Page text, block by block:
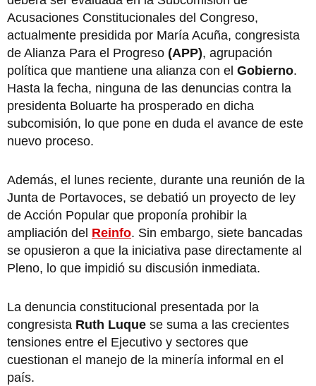
Acusaciones Constitucionales del Congreso,
actualmente presidida por María Acuña, congresista
de Alianza Para el Progreso (APP), agrupación
política que mantiene una alianza con el Gobierno.
Hasta la fecha, ninguna de las denuncias contra la
presidenta Boluarte ha prosperado en dicha
subcomisión, lo que pone en duda el avance de este
nuevo proceso.
Además, el lunes reciente, durante una reunión de la
Junta de Portavoces, se debatió un proyecto de ley
de Acción Popular que proponía prohibir la
ampliación del Reinfo. Sin embargo, siete bancadas
se opusieron a que la iniciativa pase directamente al
Pleno, lo que impidió su discusión inmediata.
La denuncia constitucional presentada por la
congresista Ruth Luque se suma a las crecientes
tensiones entre el Ejecutivo y sectores que
cuestionan el manejo de la minería informal en el
país.